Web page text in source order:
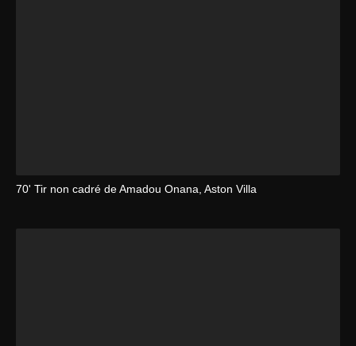
70' Tir non cadré de Amadou Onana, Aston Villa